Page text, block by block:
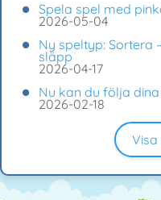
Spela spel med
2026-05-04
Ny speltyp: Sortera
släpp
2026-04-17
Nu kan du följa
2026-02-18